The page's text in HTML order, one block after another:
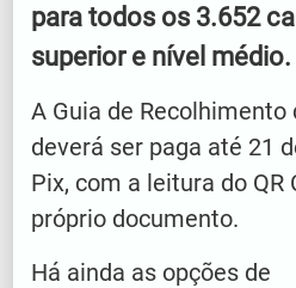
para todos os 3.652
superior e nível médio.
A Guia de Recolhimento
deverá ser paga até 21
Pix, com a leitura do QR
próprio documento.
Há ainda as opções de